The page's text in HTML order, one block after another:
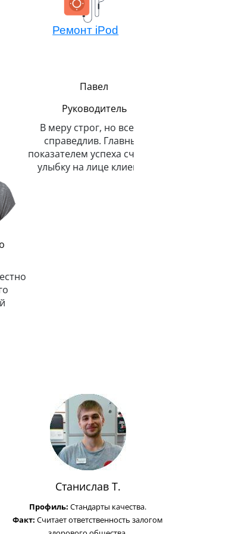
Ремонт iPod
Павел
справедлив. Главным
показателем успеха считает
Станислав Т.
Профиль: Стандарты качества.
Факт: Считает ответственность залогом